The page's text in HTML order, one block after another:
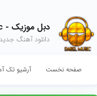
دبل موزیک - DabelMusic
دانلود آهنگ
صفحه نخست آرشیو تک